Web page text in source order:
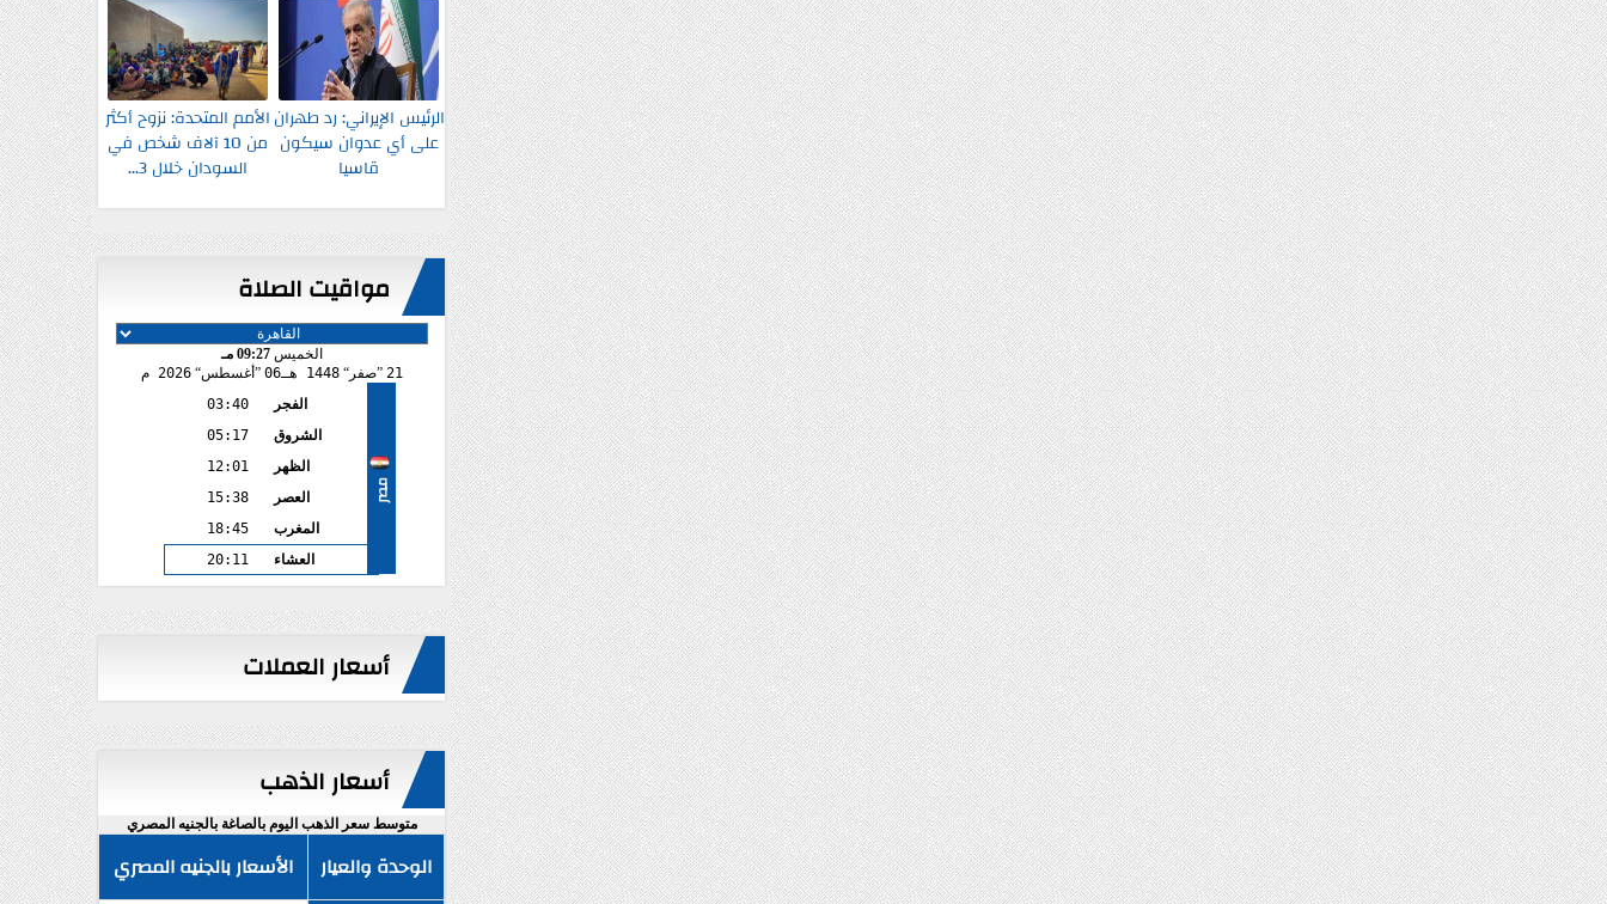
الرئيس الإيراني: رد طهران
على أي عدوان سيكون
قاسيا
الأمم المتحدة: نزوح أكثر
من 10 آلاف شخص في
السودان خلال 3...
مواقيت الصلاة
الخميس09:27 مـ
21
صفر 1448 هـ 06 أغسطس 2026 م
مصر
الفجر
03:40
الشروق
05:17
الظهر
12:01
العصر
15:38
المغرب
18:45
العشاء
20:11
أسعار العملات
أسعار الذهب
متوسط سعر الذهب اليوم بالصاغة بالجنيه المصري
الوحدة والعيار الأسعار بالجنيه المصري